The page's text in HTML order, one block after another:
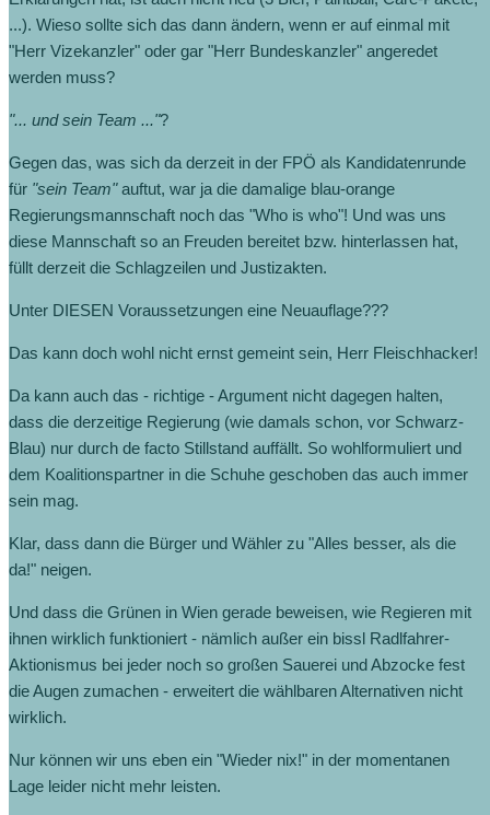
...). Wieso sollte sich das dann ändern, wenn er auf einmal mit
"Herr Vizekanzler" oder gar "Herr Bundeskanzler" angeredet
werden muss?
"... und sein Team ..."?
Gegen das, was sich da derzeit in der FPÖ als Kandidatenrunde
für "sein Team"auftut, war ja die damalige blau-orange
Regierungsmannschaft noch das "Who is who"! Und was uns
diese Mannschaft so an Freuden bereitet bzw. hinterlassen hat,
füllt derzeit die Schlagzeilen und Justizakten.
Unter DIESEN Voraussetzungen eine Neuauflage???
Das kann doch wohl nicht ernst gemeint sein, Herr Fleischhacker!
Da kann auch das - richtige - Argument nicht dagegen halten,
dass die derzeitige Regierung (wie damals schon, vor Schwarz-
Blau) nur durch de facto Stillstand auffällt. So wohlformuliert und
dem Koalitionspartner in die Schuhe geschoben das auch immer
sein mag.
Klar, dass dann die Bürger und Wähler zu "Alles besser, als die
da!" neigen.
Und dass die Grünen in Wien gerade beweisen, wie Regieren mit
ihnen wirklich funktioniert - nämlich außer ein bissl Radlfahrer-
Aktionismus bei jeder noch so großen Sauerei und Abzocke fest
die Augen zumachen - erweitert die wählbaren Alternativen nicht
wirklich.
Nur können wir uns eben ein "Wieder nix!" in der momentanen
Lage leider nicht mehr leisten.